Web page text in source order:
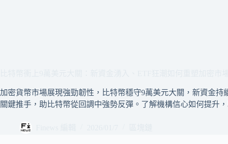
加密貨幣市場展現強勁韌性，比特幣穩守9萬美元大關，新資金持
關鍵推手，助比特幣從回調中強勢反彈。了解機構信心如何提升